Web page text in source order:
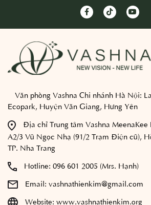
Văn phòng Vashna Chi nhánh Hà Nội:
Ecopark, Huyện Văn Giang, Hưng Yên
Địa chỉ Trung tâm Vashna
A2/3 Vũ Ngọc Nhạ (91/2 Trạm Điện cũ),
TP. Nha Trang
Hotline: 096 601 2005 (Mrs. Hạnh)
Email: vashnathienkim@gmail.com
Website: www.vashnathienkim.org